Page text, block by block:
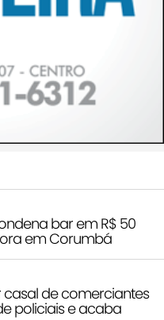
bar em R$ 50
em Corumbá
de comerciantes
policiais e acaba